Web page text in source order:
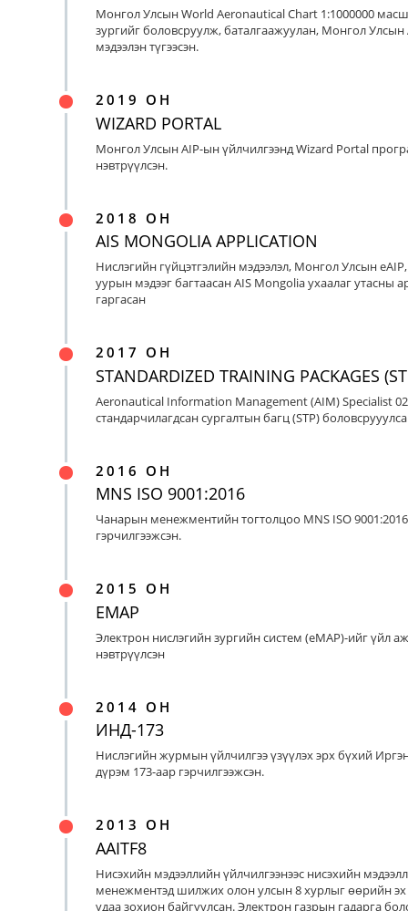
Монгол Улсын World Aeronautical Chart 1:1000000
зургийг боловсруулж, баталгаажуулан, Монгол Улсын
мэдээлэн түгээсэн.
2019 ОН
WIZARD PORTAL
Монгол Улсын AIP-ын үйлчилгээнд Wizard Portal
нэвтрүүлсэн.
2018 ОН
AIS MONGOLIA APPLICATION
Нислэгийн гүйцэтгэлийн мэдээлэл, Монгол Улсын
уурын мэдээг багтаасан AIS Mongolia ухаалаг утасны
гаргасан
2017 ОН
STANDARDIZED TRAINING PACKAGES
Aeronautical Information Management (AIM) Specialist
стандарчилагдсан сургалтын багц (STP)
2016 ОН
MNS ISO 9001:2016
Чанарын менежментийн тогтолцоо MNS ISO
гэрчилгээжсэн.
2015 ОН
EMAP
Электрон нислэгийн зургийн систем (eMAP)-ийг үйл
нэвтрүүлсэн
2014 ОН
ИНД-173
Нислэгийн журмын үйлчилгээ үзүүлэх эрх бүхий
дүрэм 173-аар гэрчилгээжсэн.
2013 ОН
AAITF8
Нисэхийн мэдээллийн үйлчилгээнээс нисэхийн
менежментэд шилжих олон улсын 8 хурлыг өөрийн
удаа зохион байгуулсан. Электрон газрын гадарга